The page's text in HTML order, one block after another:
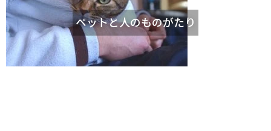
ペットと人のものがたり